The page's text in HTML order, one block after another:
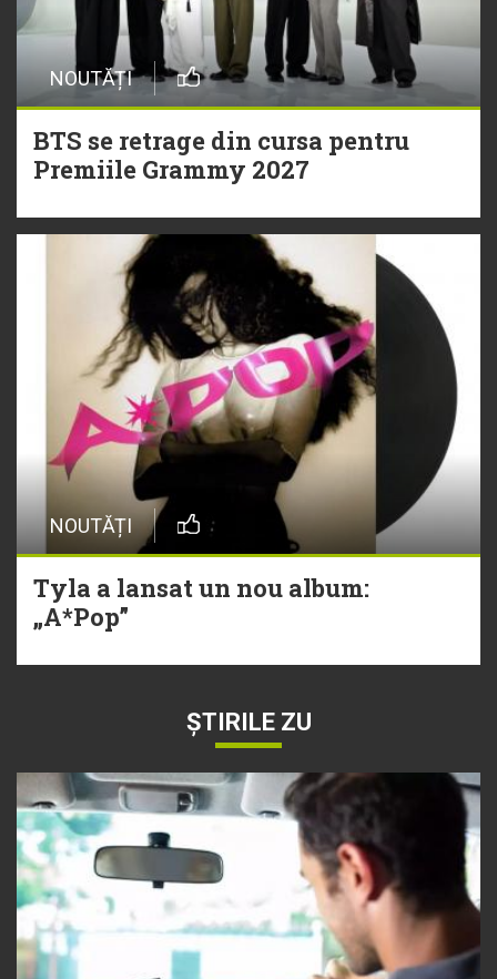
NOUTĂȚI
BTS se retrage din cursa pentru
Premiile Grammy 2027
NOUTĂȚI
Tyla a lansat un nou album:
„A*Pop”
ȘTIRILE ZU